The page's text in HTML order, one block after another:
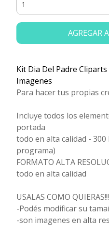
AGREGAR
Kit Dia Del Padre
Imagenes
Para hacer tus propias
Incluye todos los
portada
todo en alta calidad -
programa)
FORMATO ALTA
todo en alta calidad
USALAS COMO QUIERAS!!!
-Podés modificar su
-son imagenes en alta